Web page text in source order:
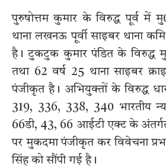
पुरुषोत्तम कुमार के विरुद्ध पूर्व में
थाना लखनऊ पूर्वी साइबर थाना
है। टुकटुक कुमार पंडित के विरुद्ध
तथा 62 वर्ष 25 थाना साइबर
पंजीकृत है। अभियुक्तों के विरुद्ध
319, 336, 338, 340 भारतीय
66डी, 43, 66 आईटी एक्ट के अंतर्गत
पर मुकदमा पंजीकृत कर विवेचना
सिंह को सौंपी गई है।